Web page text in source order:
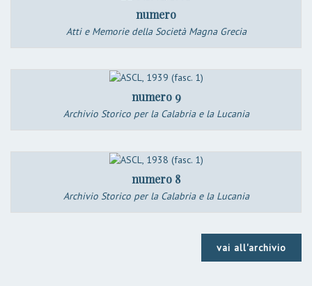
numero
Atti e Memorie della Società Magna Grecia
numero 9
Archivio Storico per la Calabria e la Lucania
numero 8
Archivio Storico per la Calabria e la Lucania
vai all'archivio